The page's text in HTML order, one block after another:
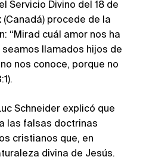
Servicio Divino del 18 de
procede de la
“Mirad cuál amor nos ha
llamados hijos de
nos conoce, porque no
Schneider explicó que
las falsas doctrinas
cristianos que, en
divina de Jesús.